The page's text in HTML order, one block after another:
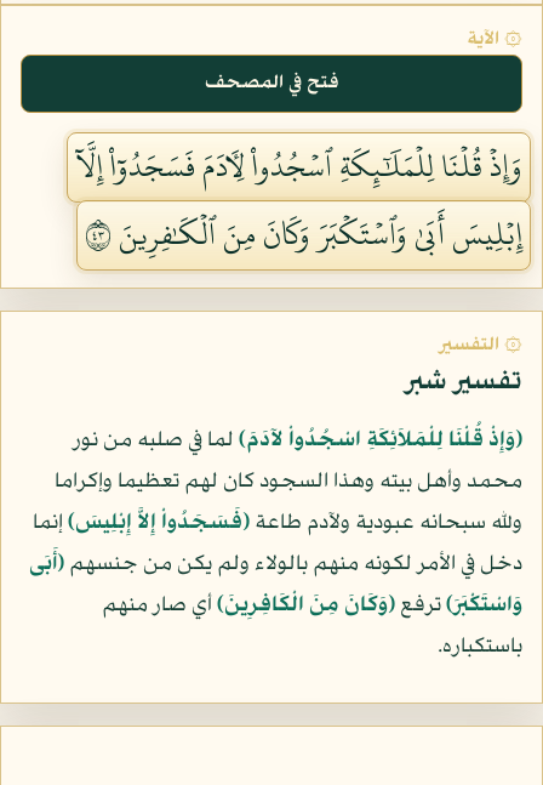
۞ الآية
فتح في المصحف
وَإِذۡ قُلۡنَا لِلۡمَلَٰٓئِكَةِ ٱسۡجُدُواْ لِأٓدَمَ فَسَجَدُوٓاْ إِلَّآ
إِبۡلِيسَ أَبَىٰ وَٱسۡتَكۡبَرَ وَكَانَ مِنَ ٱلۡكَٰفِرِينَ ٣٤
۞ التفسير
تفسير شبر
﴿وَإِذْ قُلْنَا لِلْمَلاَئِكَةِ اسْجُدُواْ لآدَمَ﴾لما في صلبه من نور
محمد وأهل بيته وهذا السجود كان لهم تعظيما وإكراما
ولله سبحانه عبودية ولآدم طاعة﴿فَسَجَدُواْ إِلاَّ إِبْلِيسَ﴾إنما
دخل في الأمر لكونه منهم بالولاء ولم يكن من جنسهم﴿أَبَى
وَاسْتَكْبَرَ﴾ترفع﴿وَكَانَ مِنَ الْكَافِرِينَ﴾أي صار منهم
باستكباره.